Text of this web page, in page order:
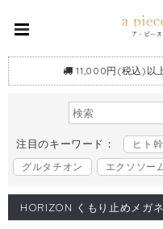
11,000円(税込)以
注目のキーワード： ヒト
グルタチオン
エクソソー
HORIZON くもり止めメガ